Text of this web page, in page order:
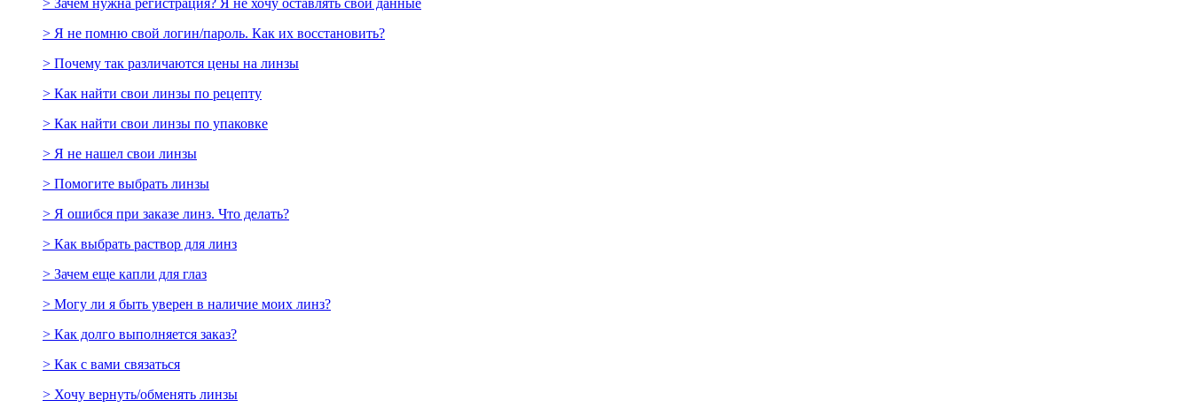
> Я не помню свой логин/пароль. Как их восстановить?
> Почему так различаются цены на линзы
> Как найти свои линзы по рецепту
> Как найти свои линзы по упаковке
> Я не нашел свои линзы
> Помогите выбрать линзы
> Я ошибся при заказе линз. Что делать?
> Как выбрать раствор для линз
> Зачем еще капли для глаз
> Могу ли я быть уверен в наличие моих линз?
> Как долго выполняется заказ?
> Как с вами связаться
> Хочу вернуть/обменять линзы